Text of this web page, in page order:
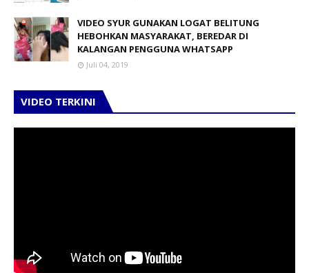
VIDEO SYUR GUNAKAN LOGAT BELITUNG
HEBOHKAN MASYARAKAT, BEREDAR DI
KALANGAN PENGGUNA WHATSAPP
Juli 04, 2019
VIDEO TERKINI